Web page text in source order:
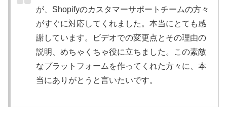
が、Shopifyのカスタマーサポートチームの方々
がすぐに対応してくれました。本当にとても感
謝しています。ビデオでの変更点とその理由の
説明、めちゃくちゃ役に立ちました。この素敵
なプラットフォームを作ってくれた方々に、本
当にありがとうと言いたいです。